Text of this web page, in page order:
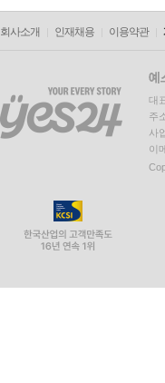
회사소개 인재채용 이용약관
대
주
사
이